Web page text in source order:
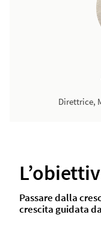
Direttrice,
Passare dalla
crescita guidata